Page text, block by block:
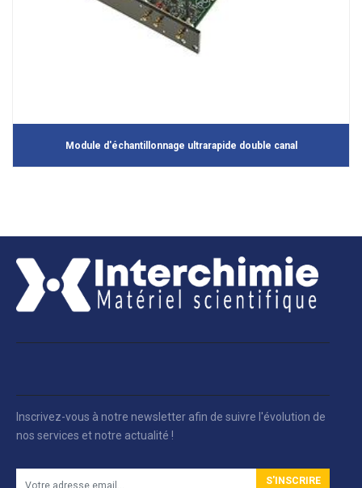
Module d'échantillonnage ultrarapide double canal
Inscrivez-vous à notre newsletter afin de suivre l'évolution de
nos services et notre actualité !
S'INSCRIRE